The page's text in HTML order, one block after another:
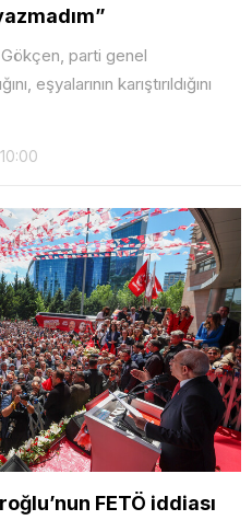
parti genel
eşyalarının karıştırıldığını
FETÖ iddiası